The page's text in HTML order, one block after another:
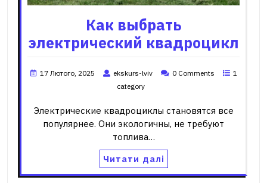
Как выбрать
электрический квадроцикл
17 Лютого, 2025 ekskurs-lviv 0 Comments
1
category
Электрические квадроциклы становятся все
популярнее. Они экологичны, не требуют
топлива…
Читати далі